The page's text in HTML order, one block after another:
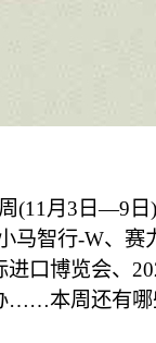
(11月3日—9日
马智行-W、赛
口博览会、
……本周还有